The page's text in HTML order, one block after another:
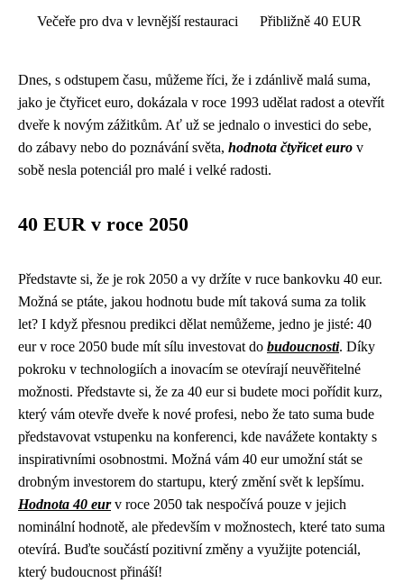
Večeře pro dva v levnější restauraci Přibližně 40 EUR
Dnes, s odstupem času, můžeme říci, že i zdánlivě malá suma,
jako je čtyřicet euro, dokázala v roce 1993 udělat radost a otevřít
dveře k novým zážitkům. Ať už se jednalo o investici do sebe,
do zábavy nebo do poznávání světa, hodnota čtyřicet euro v
sobě nesla potenciál pro malé i velké radosti.
40 EUR v roce 2050
Představte si, že je rok 2050 a vy držíte v ruce bankovku 40 eur.
Možná se ptáte, jakou hodnotu bude mít taková suma za tolik
let? I když přesnou predikci dělat nemůžeme, jedno je jisté: 40
eur v roce 2050 bude mít sílu investovat do budoucnosti. Díky
pokroku v technologiích a inovacím se otevírají neuvěřitelné
možnosti. Představte si, že za 40 eur si budete moci pořídit kurz,
který vám otevře dveře k nové profesi, nebo že tato suma bude
představovat vstupenku na konferenci, kde navážete kontakty s
inspirativními osobnostmi. Možná vám 40 eur umožní stát se
drobným investorem do startupu, který změní svět k lepšímu.
Hodnota 40 eurv roce 2050 tak nespočívá pouze v jejich
nominální hodnotě, ale především v možnostech, které tato suma
otevírá. Buďte součástí pozitivní změny a využijte potenciál,
který budoucnost přináší!